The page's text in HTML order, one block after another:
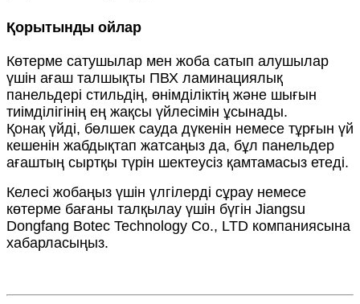
Қорытынды ойлар
Көтерме сатушылар мен жоба сатып алушылар
үшін ағаш талшықты ПВХ ламинациялық
панельдері стильдің, өнімділіктің және шығын
тиімділігінің ең жақсы үйлесімін ұсынады.
Қонақ үйді, бөлшек сауда дүкенін немесе тұрғын үй
кешенін жабдықтап жатсаңыз да, бұл панельдер
ағаштың сыртқы түрін шектеусіз қамтамасыз етеді.
Келесі жобаңыз үшін үлгілерді сұрау немесе
көтерме бағаны талқылау үшін бүгін Jiangsu
Dongfang Botec Technology Co., LTD компаниясына
хабарласыңыз.